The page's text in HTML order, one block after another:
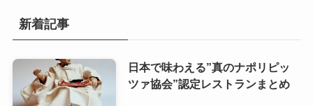
新着記事
日本で味わえる”真のナポリピッ
ツァ協会”認定レストランまとめ